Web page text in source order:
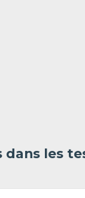
dans les